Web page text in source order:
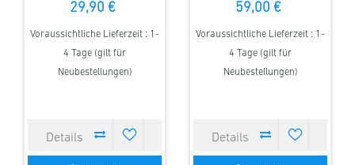
29,90 €
Voraussichtliche Lieferzeit : 1-
4 Tage (gilt für
Neubestellungen)
59,00 €
Voraussichtliche Lieferzeit : 1-
4 Tage (gilt für
Neubestellungen)